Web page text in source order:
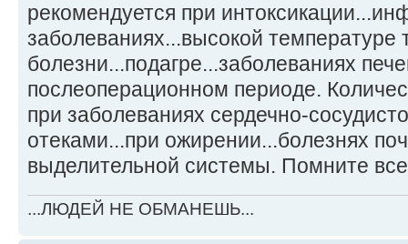
рекомендуется при
заболеваниях...высокой температуре
болезни...подагре...заболеваниях
послеоперационном периоде.
при заболеваниях сердечно-
отеками...при ожирении...болезнях
выделительной системы. Помните
...ЛЮДЕЙ НЕ ОБМАНЕШЬ...